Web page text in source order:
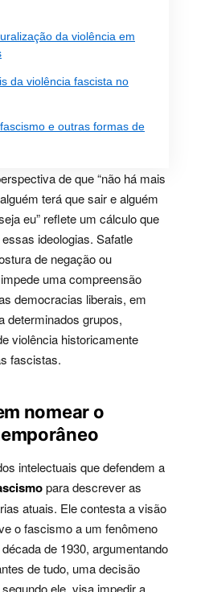
da violência em
da violência fascista no
e outras formas de
de que “não há mais
terá que sair e alguém
eu” reflete um cálculo que
ideologias. Safatle
de negação ou
uma compreensão
democracias liberais, em
determinados grupos,
violência historicamente
fascistas.
nomear o
intelectuais que defendem a
para descrever as
atuais. Ele contesta a visão
o fascismo a um fenômeno
de 1930, argumentando
de tudo, uma decisão
ele, visa impedir a